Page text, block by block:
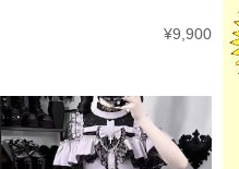
¥9,900